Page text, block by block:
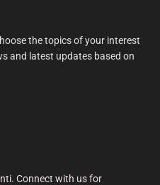
the topics of your interest
and latest updates based on
Connect with us for